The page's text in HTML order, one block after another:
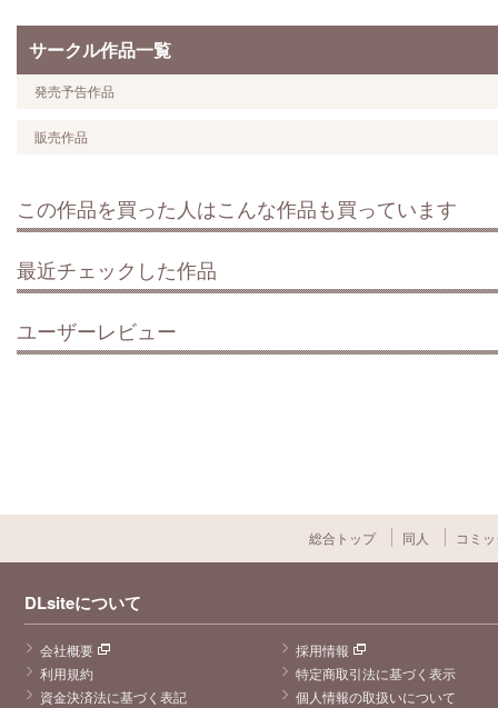
サークル作品一覧
発売予告作品
販売作品
この作品を買った人はこんな作品も買っています
最近チェックした作品
ユーザーレビュー
総合トップ 同人 コミ
DLsiteについて
会社概要
採用情報
利用規約
特定商取引法に基づく表示
資金決済法に基づく表記
個人情報の取扱いについて